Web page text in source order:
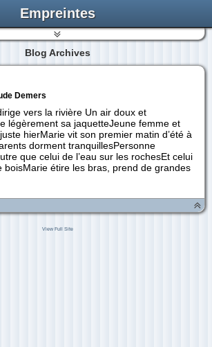
Empreintes
Blog Archives
Demers
vers la rivière Un air doux et
légèrement sa jaquetteJeune femme et
hierMarie vit son premier matin d’été à
dorment tranquillesPersonne
que celui de l’eau sur les rochesEt celui
boisMarie étire les bras, prend de grandes
View Full Site